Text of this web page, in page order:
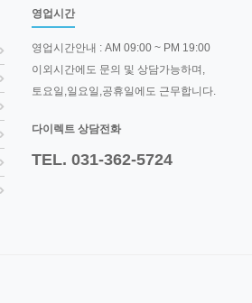
영업시간
영업시간안내 : AM 09:00 ~ PM 19:00
이외시간에도 문의 및 상담가능하며,
토요일,일요일,공휴일에도 근무합니다.
다이렉트 상담전화
TEL. 031-362-5724